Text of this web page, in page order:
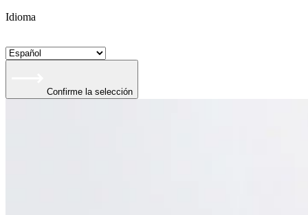
Idioma
Confirme la selección